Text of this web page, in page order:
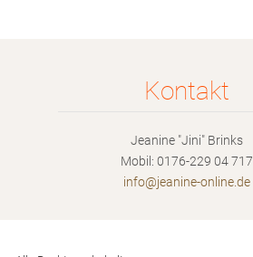
Kontakt
Jeanine "Jini" Brinks
Mobil: 0176-229 04 717
info@jeanine-onl ine.de